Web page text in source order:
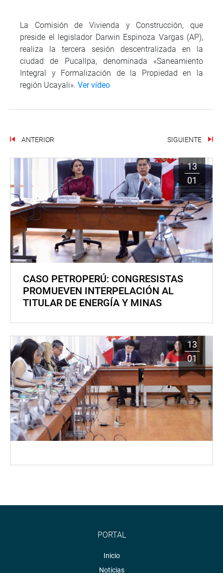
La Comisión de Vivienda y Construcción, que
preside el legislador Darwin Espinoza Vargas (AP),
realiza la tercera sesión descentralizada en la
ciudad de Pucallpa, denominada «Saneamiento
Integral y Formalización de la Propiedad en la
región Ucayali». Ver vídeo
ANTERIOR SIGUIENTE
13
01
CASO PETROPERÚ: CONGRESISTAS
PROMUEVEN INTERPELACIÓN AL
TITULAR DE ENERGÍA Y MINAS
13
01
PORTAL
Inicio
Noticias